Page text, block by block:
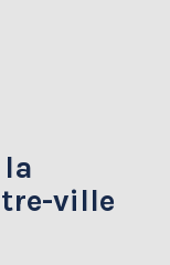
ville